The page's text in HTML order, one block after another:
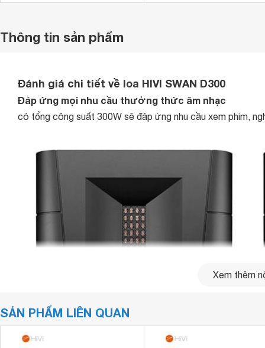
Thông tin sản phẩm
Đánh giá chi tiết về loa HIVI SWAN D300
Đáp ứng mọi nhu cầu thưởng thức âm nhạc
có tổng công suất 300W sẽ đáp ứng nhu cầu xem phim,
Xem thêm
SẢN PHẨM LIÊN QUAN